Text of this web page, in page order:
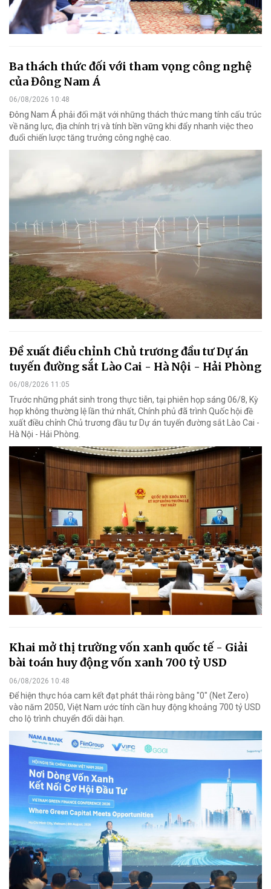
Ba thách thức đối với tham vọng công nghệ
của Đông Nam Á
06/08/2026 10:48
Đông Nam Á phải đối mặt với những thách thức mang tính cấu trúc
về năng lực, địa chính trị và tính bền vững khi đẩy nhanh việc theo
đuổi chiến lược tăng trưởng công nghệ cao.
Đề xuất điều chỉnh Chủ trương đầu tư Dự án
tuyến đường sắt Lào Cai - Hà Nội - Hải Phòng
06/08/2026 11:05
Trước những phát sinh trong thực tiễn, tại phiên họp sáng 06/8, Kỳ
họp không thường lệ lần thứ nhất, Chính phủ đã trình Quốc hội đề
xuất điều chỉnh Chủ trương đầu tư Dự án tuyến đường sắt Lào Cai -
Hà Nội - Hải Phòng.
Khai mở thị trường vốn xanh quốc tế - Giải
bài toán huy động vốn xanh 700 tỷ USD
06/08/2026 10:48
Để hiện thực hóa cam kết đạt phát thải ròng bằng "0" (Net Zero)
vào năm 2050, Việt Nam ước tính cần huy động khoảng 700 tỷ USD
cho lộ trình chuyển đổi dài hạn.